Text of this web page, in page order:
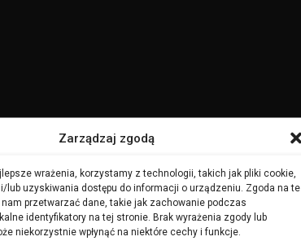
Zarządzaj zgodą
wrażenia, korzystamy z technologii, takich jak pliki cookie,
lub uzyskiwania dostępu do informacji o urządzeniu. Zgoda na te
przetwarzać dane, takie jak zachowanie podczas
identyfikatory na tej stronie. Brak wyrażenia zgody lub
niekorzystnie wpłynąć na niektóre cechy i funkcje.